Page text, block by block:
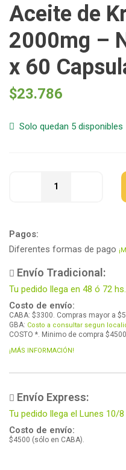
Aceite de
2000mg –
x 60
$23.786
Solo quedan 5 disponibles
Pagos:
Diferentes formas de pago
Envío Tradicional:
Tu pedido llega en 48 ó 72 hs.
Costo de envío:
CABA: $3300. Compras mayor a
GBA: Costo a consultar segun
COSTO *. Minimo de compra
¡MÁS INFORMACIÓN!
Envío Express:
Tu pedido llega el Lunes 10/8
Costo de envío:
$4500 (sólo en CABA).